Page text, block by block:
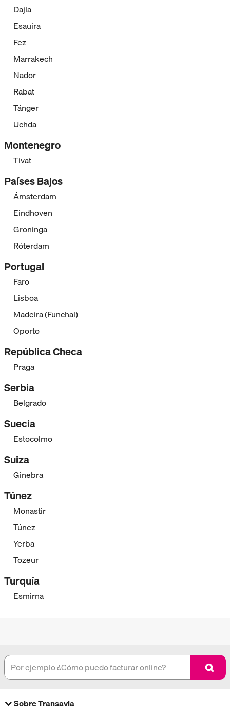
Dajla
Esauira
Fez
Marrakech
Nador
Rabat
Tánger
Uchda
Montenegro
Tivat
Países Bajos
Ámsterdam
Eindhoven
Groninga
Róterdam
Portugal
Faro
Lisboa
Madeira (Funchal)
Oporto
República Checa
Praga
Serbia
Belgrado
Suecia
Estocolmo
Suiza
Ginebra
Túnez
Monastir
Túnez
Yerba
Tozeur
Turquía
Esmirna
Sobre Transavia